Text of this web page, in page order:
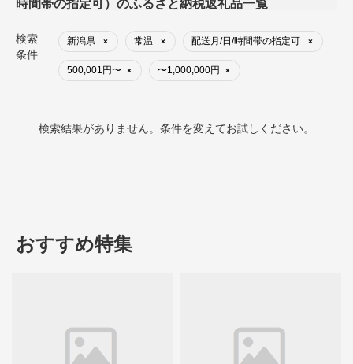
時間帯の指定可）のふるさと納税返礼品一覧
検索
条件
新潟県 × 常温 × 配送月/日/時間帯の指定可 ×
500,001円〜 × 〜1,000,000円 ×
検索結果がありません。条件を変えてお試しください。
おすすめ特集